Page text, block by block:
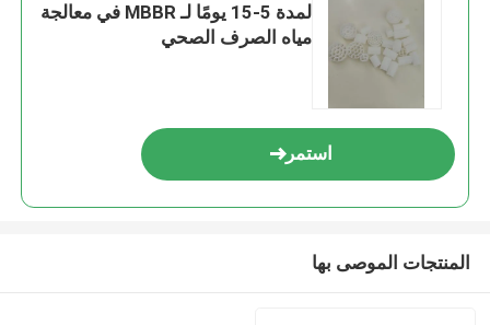
لمدة 5-15 يومًا لـ MBBR في معالجة
مياه الصرف الصحي
استمر
المنتجات الموصى بها